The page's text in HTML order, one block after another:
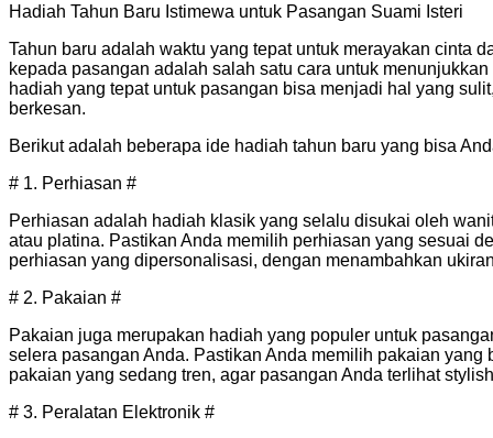
Hadiah Tahun Baru Istimewa untuk Pasangan Suami Isteri
Tahun baru adalah waktu yang tepat untuk merayakan cinta
kepada pasangan adalah salah satu cara untuk
hadiah yang tepat untuk pasangan bisa menjadi hal yang
berkesan.
Berikut adalah beberapa ide hadiah tahun baru yang bisa
# 1. Perhiasan #
Perhiasan adalah hadiah klasik yang selalu disukai oleh
atau platina. Pastikan Anda memilih perhiasan yang sesuai
perhiasan yang dipersonalisasi, dengan menambahkan
# 2. Pakaian #
Pakaian juga merupakan hadiah yang populer untuk
selera pasangan Anda. Pastikan Anda memilih pakaian
pakaian yang sedang tren, agar pasangan Anda terlihat
# 3. Peralatan Elektronik #